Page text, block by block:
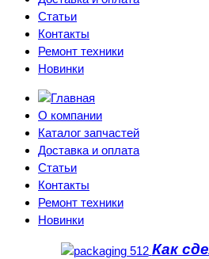
Статьи
Контакты
Ремонт техники
Новинки
О компании
Каталог запчастей
Доставка и оплата
Статьи
Контакты
Ремонт техники
Новинки
Как